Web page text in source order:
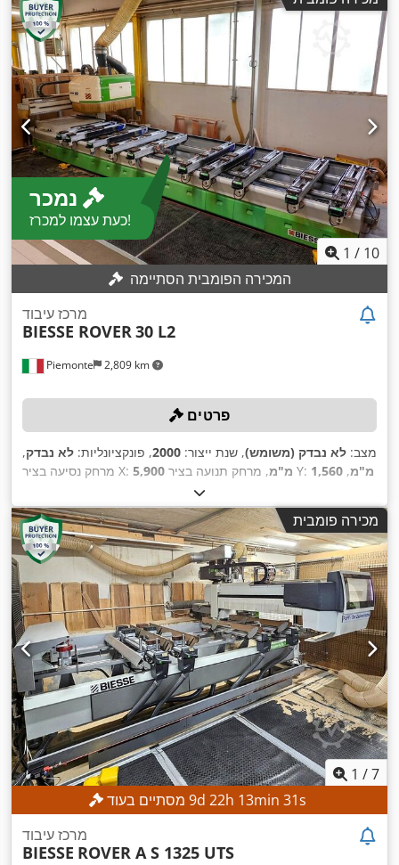
כעת עצמו למכרז!
1 / 10
המכירה הפומבית הסתיימה
Piemonte 2,809 km
מרכז עיבוד
BIESSE ROVER30 L2
פרטים
מצב: לא נבדק (משומש), שנת ייצור: 2000, פונקציונליות: לא נבדק,
מרחק נסיעה בציר X:
5,900 מ"מ , מרחק תנועה בציר Y: 1,560 מ"מ,
מהירות סיבוב (מקסימלית):20,000 סל"ד ,
מכירה פומבית
1 /7
9d 22h 13min 29s
מרכז עיבוד
BIESSE ROVER A S 1325 UTS